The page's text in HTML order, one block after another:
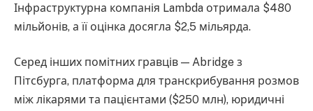
Інфраструктурна компанія Lambda отримала $480
мільйонів, а її оцінка досягла $2,5 мільярда.
Серед інших помітних гравців — Abridge з
Пітсбурга, платформа для транскрибування розмов
між лікарями та пацієнтами ($250 млн), юридичні